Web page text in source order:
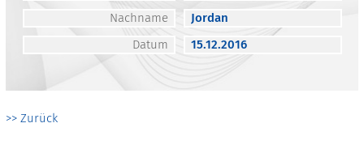
Nachname
Jordan
Datum
15.12.2016
>> Zurück